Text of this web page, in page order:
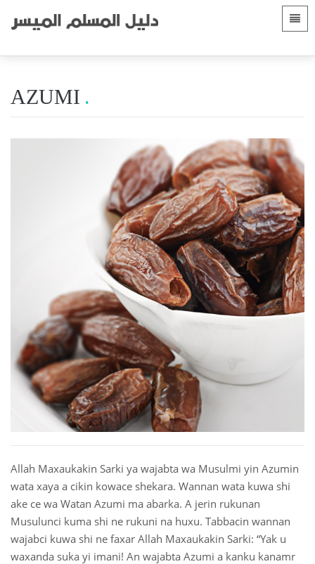
العربية
azərbaycan
Bahasa Indonesia
Қазақ
فارسی
Русский
Somali
Kiswahili
Türkçe
اردو
o'zbek
AZUMI
Allah Maxaukakin Sarki ya wajabta wa Musulmi yin Azumin
wata xaya a cikin kowace shekara. Wannan wata kuwa shi
ake ce wa Watan Azumi ma abarka. A jerin rukunan
Musulunci kuma shi ne rukuni na huxu. Tabbacin wannan
wajabci kuwa shi ne faxar Allah Maxaukakin Sarki: “Yak u
waxanda suka yi imani! An wajabta Azumi a kanku kanamr